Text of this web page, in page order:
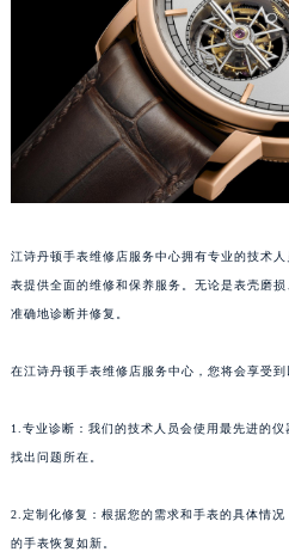
江诗丹顿手表维修店服务中心拥有专业的技术
表提供全面的维修和保养服务。无论是表壳磨
准确地诊断并修复。
在江诗丹顿手表维修店服务中心，您将会享受到
1.专业诊断：我们的技术人员会使用最先进的
找出问题所在。
2.定制化修复：根据您的需求和手表的具体情
的手表恢复如新。